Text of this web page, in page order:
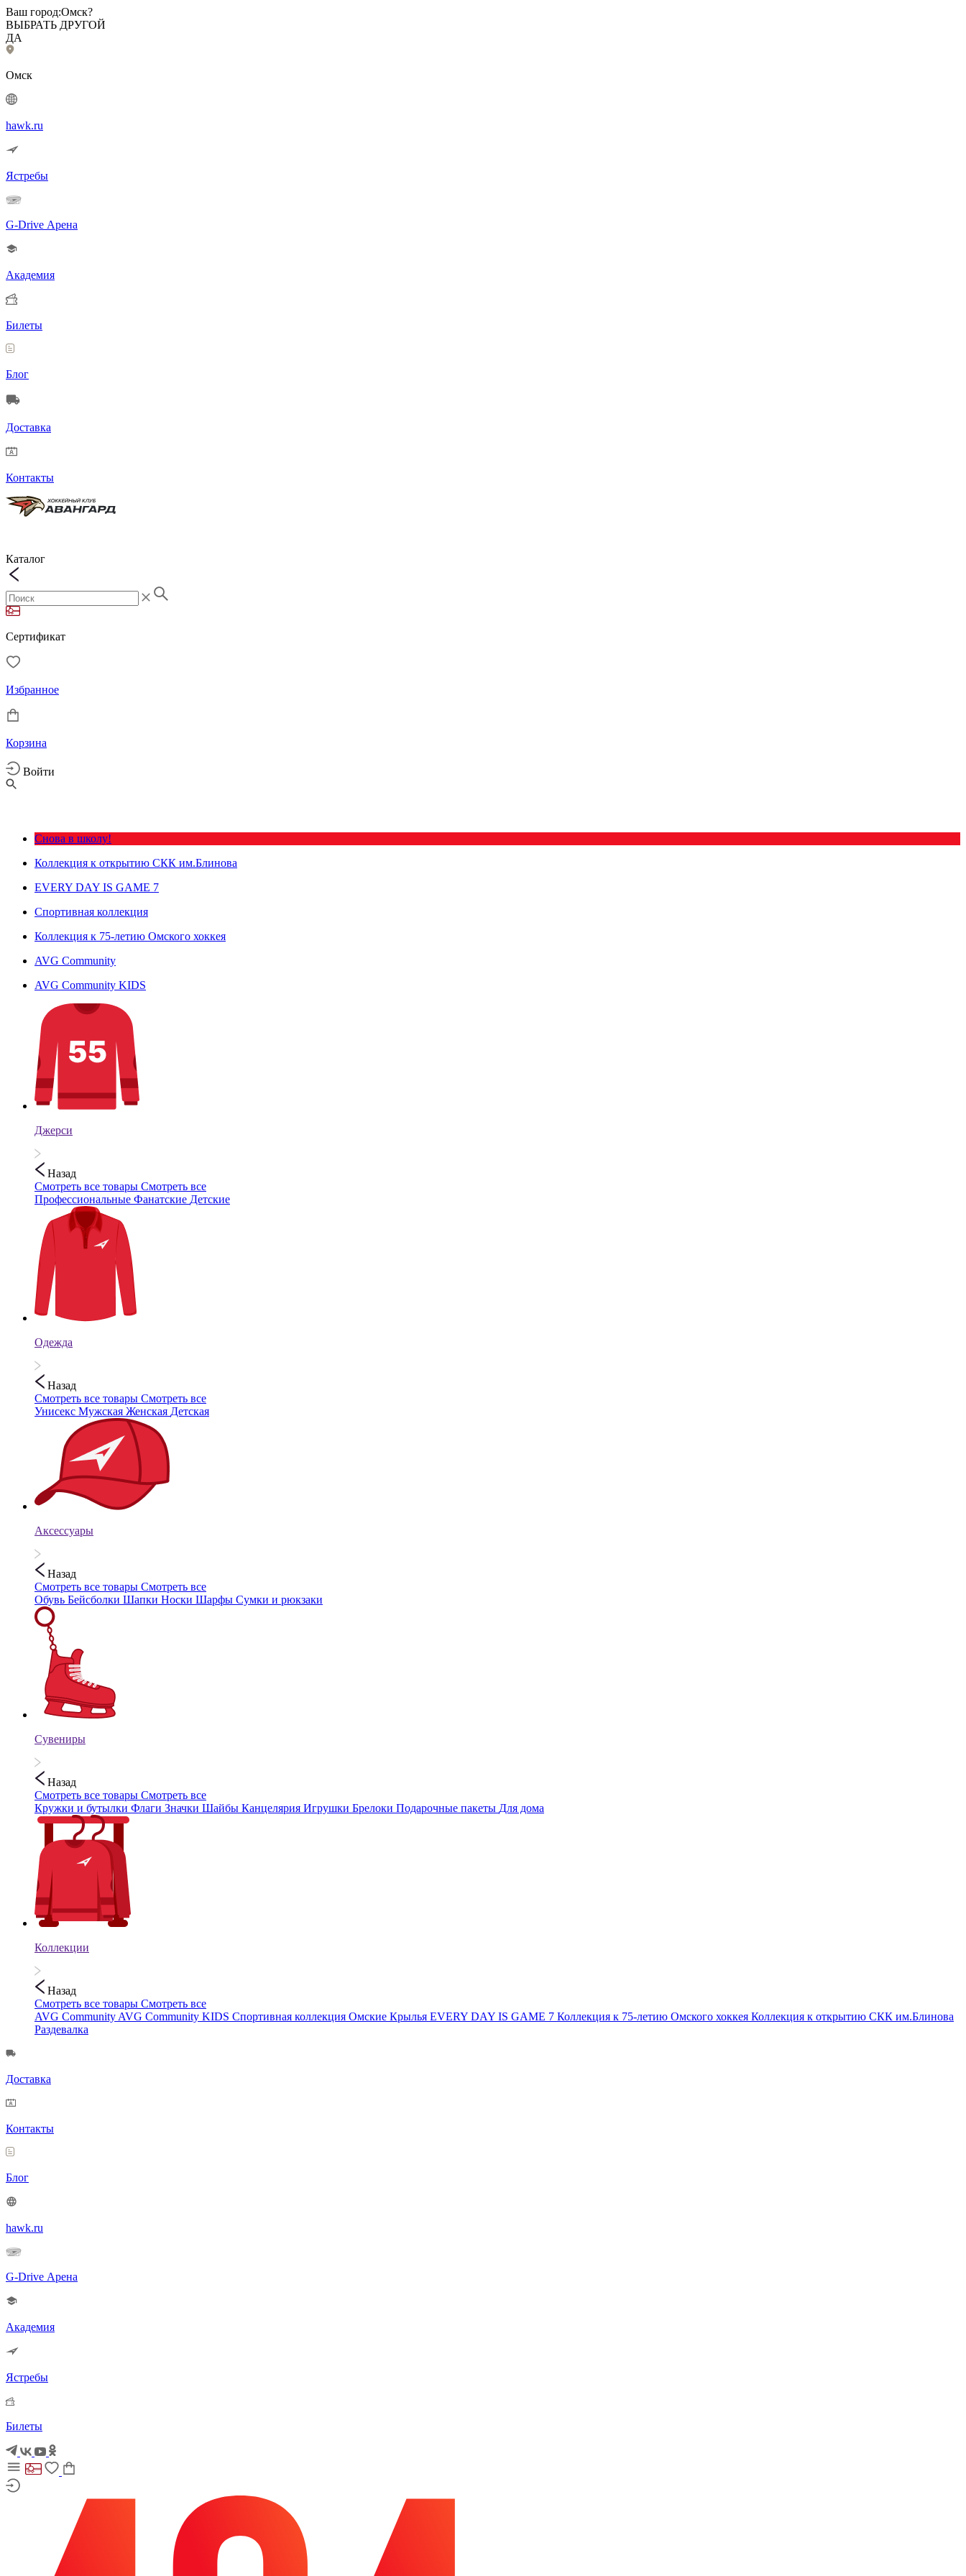
Ваш город:Омск?
ВЫБРАТЬ ДРУГОЙ
ДА
Омск
hawk.ru
Ястребы
G-Drive Арена
Академия
Билеты
Блог
Доставка
Контакты
Каталог
Сертификат
Избранное
Корзина
Войти
Снова в школу!
Коллекция к открытию СКК им.Блинова
EVERY DAY IS GAME 7
Спортивная коллекция
Коллекция к 75-летию Омского хоккея
AVG Community
AVG Community KIDS
Джерси
Назад
Смотреть все товары Смотреть все
Профессиональные Фанатские Детские
Одежда
Назад
Смотреть все товары Смотреть все
Унисекс Мужская Женская Детская
Аксессуары
Назад
Смотреть все товары Смотреть все
Обувь Бейсболки Шапки Носки Шарфы Сумки и рюкзаки
Сувениры
Назад
Смотреть все товары Смотреть все
Кружки и бутылки Флаги Значки Шайбы Канцелярия Игрушки Брелоки Подарочные пакеты Для дома
Коллекции
Назад
Смотреть все товары Смотреть все
AVG Community AVG Community KIDS Спортивная коллекция Омские Крылья EVERY DAY IS GAME 7 Коллекция к 75-летию Омского хоккея Коллекция к открытию СКК им.Блинова
Раздевалка
Доставка
Контакты
Блог
hawk.ru
G-Drive Арена
Академия
Ястребы
Билеты